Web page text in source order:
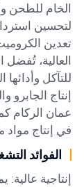
الخام للطحن
لتحسين
تعدين
العالية،
للتآكل وأدائها
إنتاج الجابرو
عمان الركام
في إنتاج مواد
الفوائد
إنتاجية